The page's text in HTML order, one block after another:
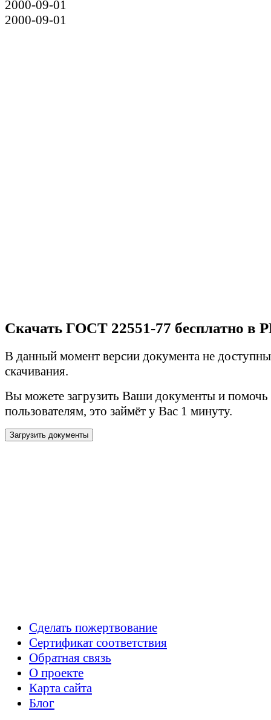
2000-09-01
2000-09-01
Скачать ГОСТ 22551-77 бесплатно в
В данный момент версии документа не
скачивания.
Вы можете загрузить Ваши документы и
пользователям, это займёт у Вас 1 минуту.
Загрузить документы
Сделать пожертвование
Сертификат соответствия
Обратная связь
О проекте
Карта сайта
Блог